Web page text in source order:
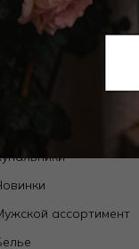
Каталог
Wild Orchid —
ассортимент